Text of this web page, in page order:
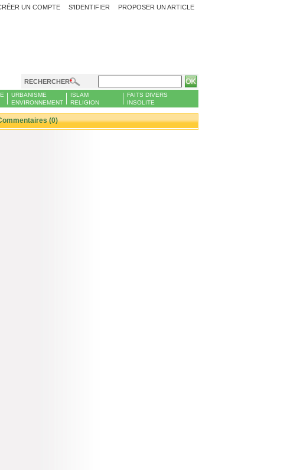
PROPOSER UN ARTICLE
UN COMPTE S'IDENTIFIER
RECHERCHER
URBANISME
ENVIRONNEMENT
ISLAM
RELIGION
FAITS DIVERS
INSOLITE
(0)